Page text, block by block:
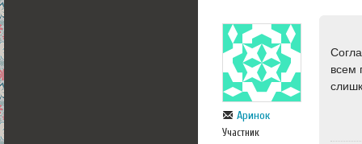
Аринок
Участник
всем